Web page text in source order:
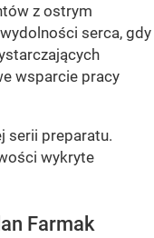
z ostrym
serca, gdy
wsparcie pracy
serii preparatu.
wykryte
Farmak